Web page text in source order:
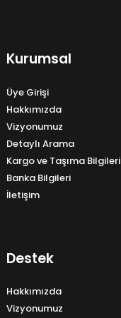
Kurumsal
Üye Girişi
Hakkımızda
Vizyonumuz
Detaylı Arama
Kargo ve Taşıma Bilgileri
Banka Bilgileri
İletişim
Destek
Hakkımızda
Vizyonumuz